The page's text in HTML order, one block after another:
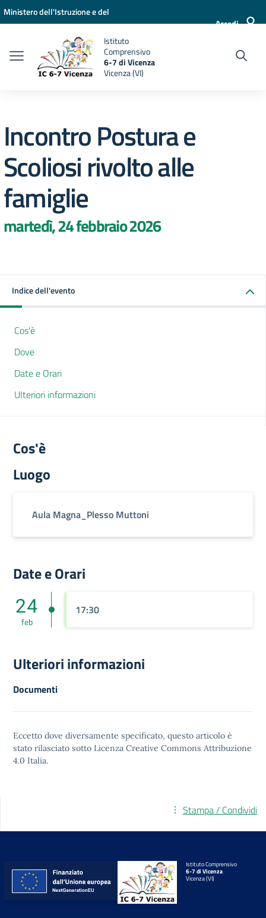
Vai ai contenuti
Vai al menu di navigazione
Vai al footer
Ministero dell'Istruzione e del
Accedi
Istituto
Comprensivo
6-7 di Vicenza
Vicenza (VI)
Incontro Postura e
Scoliosi rivolto alle
famiglie
martedì, 24 febbraio 2026
Indice dell'evento
Cos'è
Dove
Date e Orari
Ulteriori informazioni
Cos'è
Luogo
Aula Magna_Plesso Muttoni
Date e Orari
24
feb
17:30
Ulteriori informazioni
Documenti
Eccetto dove diversamente specificato, questo articolo è
stato rilasciato sotto Licenza Creative Commons Attribuzione
4.0 Italia.
Stampa / Condividi
Istituto Comprensivo
6-7 di Vicenza
Vicenza (VI)